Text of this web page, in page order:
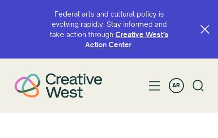
Federal arts and cultural policy is
evolving rapidly. Stay informed and
take action through Creative West’s
Action Center.
AR